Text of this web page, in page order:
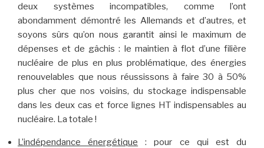
deux systèmes incompatibles, comme l’ont
abondamment démontré les Allemands et d’autres, et
soyons sûrs qu’on nous garantit ainsi le maximum de
dépenses et de gâchis : le maintien à flot d’une filière
nucléaire de plus en plus problématique, des énergies
renouvelables que nous réussissons à faire 30 à 50%
plus cher que nos voisins, du stockage indispensable
dans les deux cas et force lignes HT indispensables au
nucléaire. La totale !
L’indépendance énergétique : pour ce qui est du